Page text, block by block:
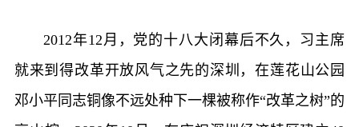
2012年12月，党的十八大闭幕后不久，习主席
就来到得改革开放风气之先的深圳，在莲花山公园
邓小平同志铜像不远处种下一棵被称作“改革之树”的